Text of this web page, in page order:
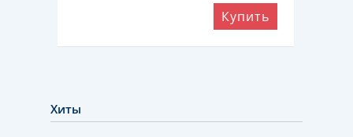
Купить
Хиты